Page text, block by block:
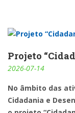
Projeto
2026-07-14
No âmbito das
Cidadania e